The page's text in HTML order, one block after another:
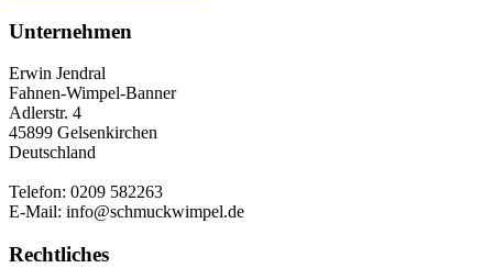
Unternehmen
Erwin Jendral
Fahnen-Wimpel-Banner
Adlerstr. 4
45899 Gelsenkirchen
Deutschland
Telefon: 0209 582263
E-Mail: info@schmuckwimpel.de
Rechtliches